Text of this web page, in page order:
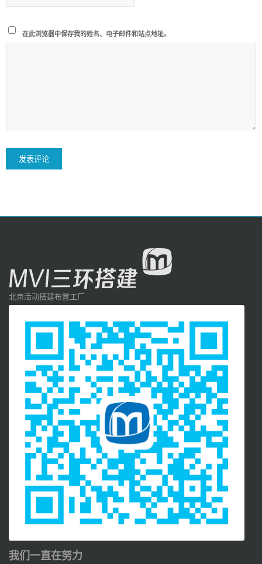
在此浏览器中保存我的姓名、电子邮件和站点地址。
北京活动搭建布置工厂
我们一直在努力